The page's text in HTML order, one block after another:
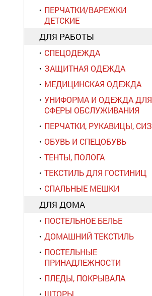
ПЕРЧАТКИ/ВАРЕЖКИ
ДЕТСКИЕ
ДЛЯ РАБОТЫ
СПЕЦОДЕЖДА
ЗАЩИТНАЯ ОДЕЖДА
МЕДИЦИНСКАЯ ОДЕЖДА
УНИФОРМА И ОДЕЖДА ДЛЯ
СФЕРЫ ОБСЛУЖИВАНИЯ
ПЕРЧАТКИ, РУКАВИЦЫ, СИЗ
ОБУВЬ И СПЕЦОБУВЬ
ТЕНТЫ, ПОЛОГА
ТЕКСТИЛЬ ДЛЯ ГОСТИНИЦ
СПАЛЬНЫЕ МЕШКИ
ДЛЯ ДОМА
ПОСТЕЛЬНОЕ БЕЛЬЕ
ДОМАШНИЙ ТЕКСТИЛЬ
ПОСТЕЛЬНЫЕ
ПРИНАДЛЕЖНОСТИ
ПЛЕДЫ, ПОКРЫВАЛА
ШТОРЫ